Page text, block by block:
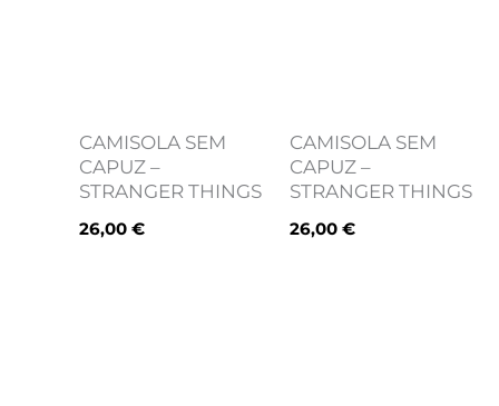
CAMISOLA SEM
CAPUZ –
STRANGER THINGS
26,00 €
CAMISOLA SEM
CAPUZ –
STRANGER THINGS
26,00 €